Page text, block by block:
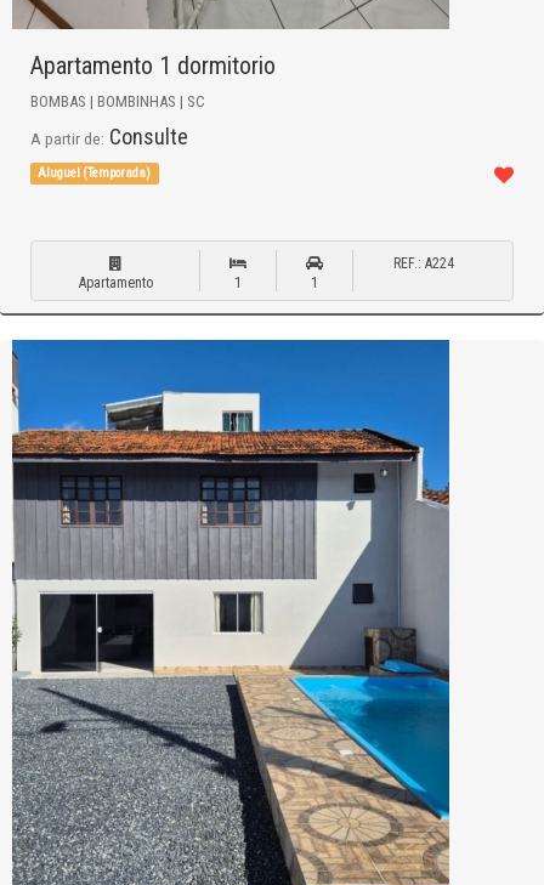
Apartamento 1 dormitorio
BOMBAS | BOMBINHAS | SC
A partir de: Consulte
Aluguel (Temporada)
Apartamento 1 1
REF.: A224